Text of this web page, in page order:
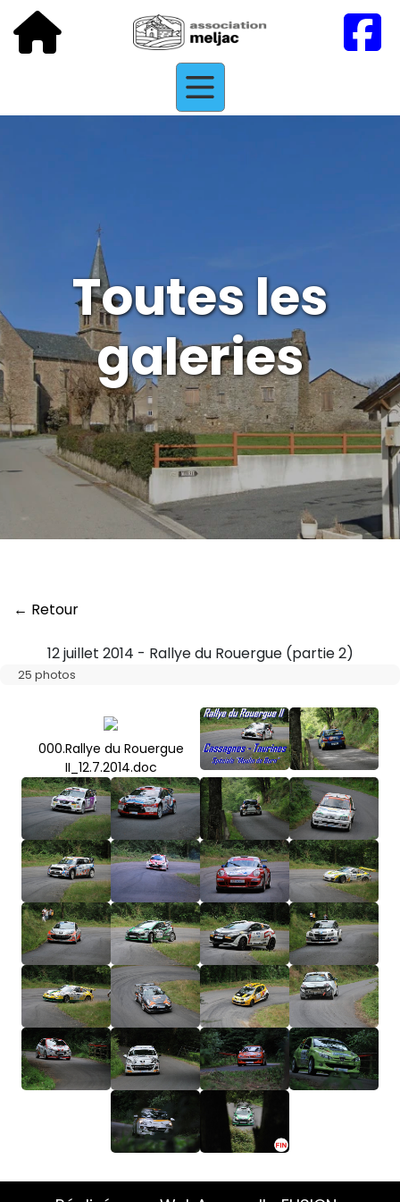
Toutes les
galeries
← Retour
12 juillet 2014 - Rallye du Rouergue (partie 2)
25 photos
000.Rallye du Rouergue
II_12.7.2014.doc